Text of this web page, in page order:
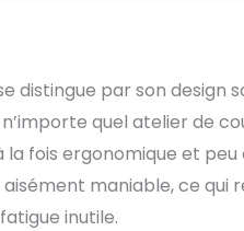
distingue par son
quel atelier de
la fois ergonomique et
maniable, ce
inutile.